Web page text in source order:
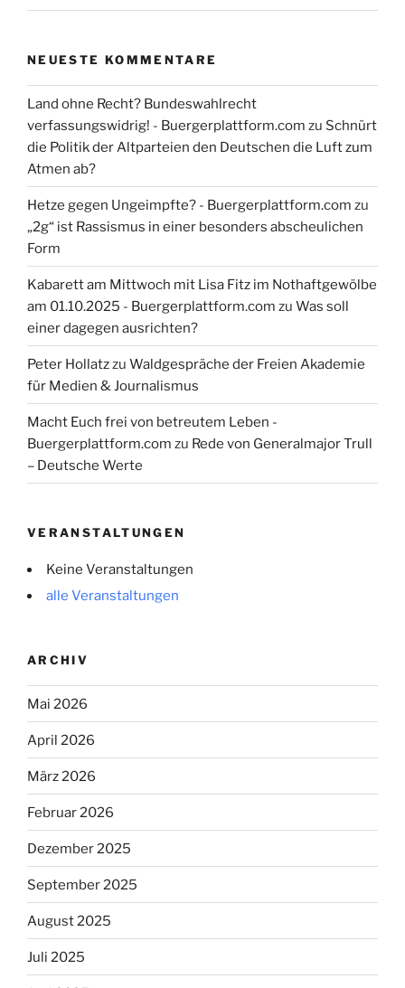
NEUESTE KOMMENTARE
Land ohne Recht? Bundeswahlrecht
verfassungswidrig! - Buergerplattform.com zu Schnürt
die Politik der Altparteien den Deutschen die Luft zum
Atmen ab?
Hetze gegen Ungeimpfte? - Buergerplattform.com zu
„2g“ ist Rassismus in einer besonders abscheulichen
Form
Kabarett am Mittwoch mit Lisa Fitz im Nothaftgewölbe
am 01.10.2025 - Buergerplattform.com zu Was soll
einer dagegen ausrichten?
Peter Hollatzzu Waldgespräche der Freien Akademie
für Medien & Journalismus
Macht Euch frei von betreutem Leben -
Buergerplattform.com zu Rede von Generalmajor Trull
– Deutsche Werte
VERANSTALTUNGEN
Keine Veranstaltungen
alle Veranstaltungen
ARCHIV
Mai 2026
April 2026
März 2026
Februar 2026
Dezember 2025
September 2025
August 2025
Juli 2025